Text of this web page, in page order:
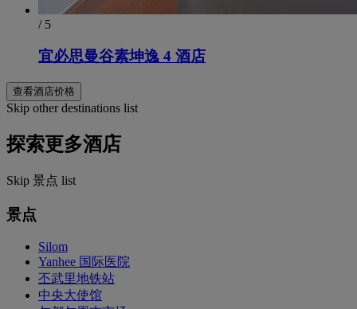
/ 5
宜必思曼谷素坤逸 4 酒店
查看酒店价格
Skip other destinations list
探索更多酒店
Skip 景点 list
景点
Silom
Yanhee 国际医院
丕武里地铁站
中央大使馆